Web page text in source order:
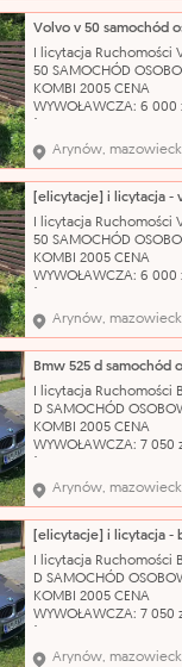
zapewnia droga
wyłożona kostką
odległości około 550 m
przystanek
odległości ok. 800 m
I licytacja Ruchomości
50 SAMOCHÓD
KOMBI 2005 CENA
WYWOŁAWCZA: 6 000
Pojazd w pełni sprawny
technicznie – silnik
problemu. Do
posiadamy komplet
oryginalnych
Wizualny stan auta
jako dobry, zadbany.
katalog
Arynów,
I licytacja Ruchomości
50 SAMOCHÓD
KOMBI 2005 CENA
WYWOŁAWCZA: 6 000
Pojazd w pełni sprawny
technicznie – silnik
problemu. Do
posiadamy komplet
oryginalnych
Wizualny stan auta
jako dobry, zadbany.
katalog
Arynów,
I licytacja Ruchomości
D SAMOCHÓD
KOMBI 2005 CENA
WYWOŁAWCZA: 7 050
Uszkodzony,
przedni zderzak.
prawa tylna lampa.
sprzęgło. Brak koła
zapasowego, klucza do
podnośnika. Stan
używany OC ważne
Arynów,
I licytacja Ruchomości
D SAMOCHÓD
KOMBI 2005 CENA
WYWOŁAWCZA: 7 050
Uszkodzony,
Arynów,